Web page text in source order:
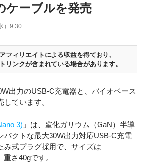
ケーブルを発売
）9:30
フィリエイトによる収益を得ており、
リンクが含まれている場合があります。
出力のUSB-C充電器と、バイオベース
ています。
3) 」は、窒化ガリウム（GaN）半導
パクトな最大30W出力対応USB-C充電
み式プラグ採用で、サイズは
さ40gです。